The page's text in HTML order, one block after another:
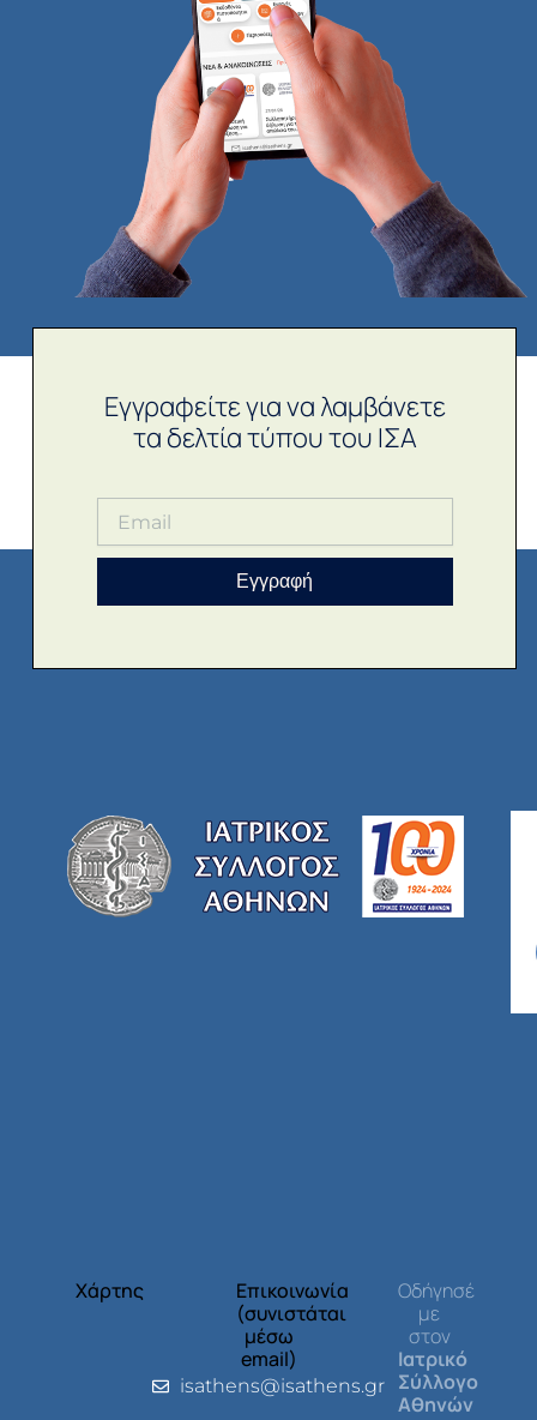
Εγγραφείτε για να λαμβάνετε
τα δελτία τύπου του ΙΣΑ
Εγγραφή
Χάρτης
Επικοινωνία
(συνιστάται
μέσω
email)
isathens@isathens.gr
Οδήγησέ
με
στον
Ιατρικό
Σύλλογο
Αθηνών